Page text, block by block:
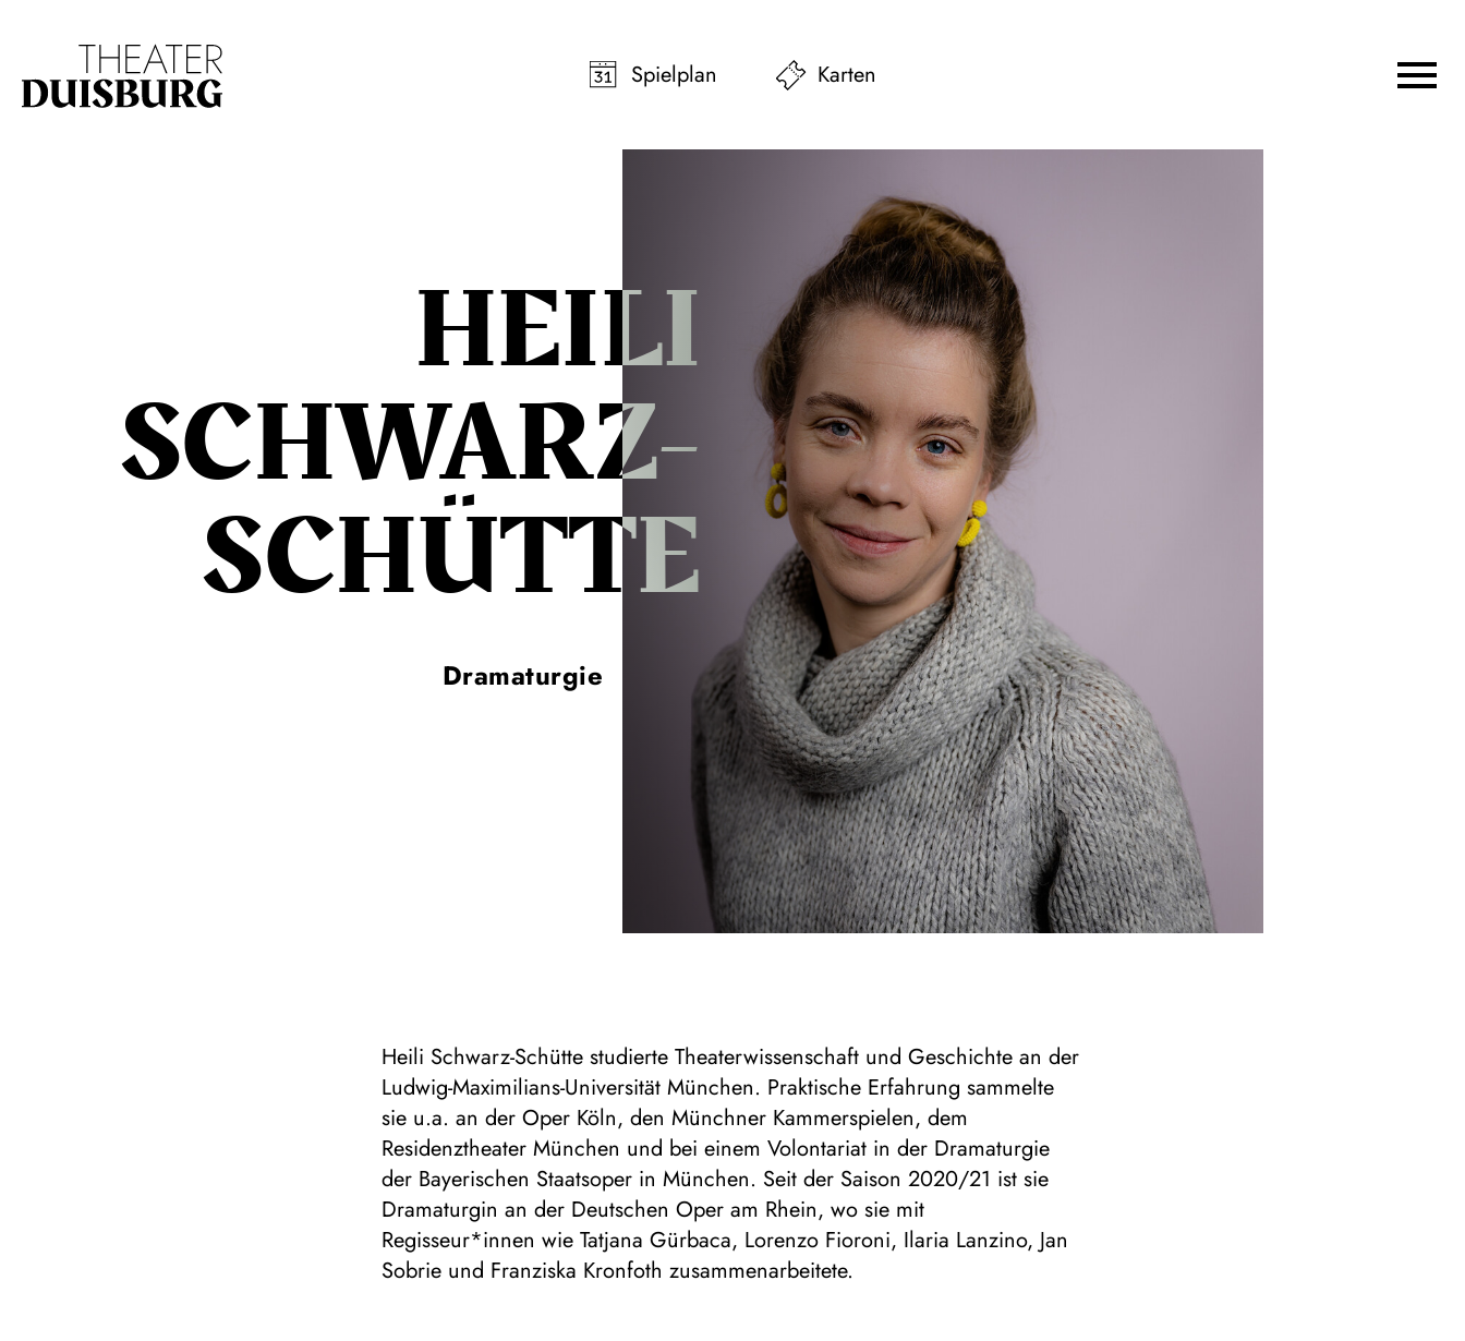
Spielplan
Karten
HEILI
SCHWARZ-
SCHÜTTE
Dramaturgie
Heili Schwarz-Schütte studierte Theaterwissenschaft und Geschichte an der
Ludwig-Maximilians-Universität München. Praktische Erfahrung sammelte
sie u.a. an der Oper Köln, den Münchner Kammerspielen, dem
Residenztheater München und bei einem Volontariat in der Dramaturgie
der Bayerischen Staatsoper in München. Seit der Saison 2020/21 ist sie
Dramaturgin an der Deutschen Oper am Rhein, wo sie mit
Regisseur*innen wie Tatjana Gürbaca, Lorenzo Fioroni, Ilaria Lanzino, Jan
Sobrie und Franziska Kronfoth zusammenarbeitete.